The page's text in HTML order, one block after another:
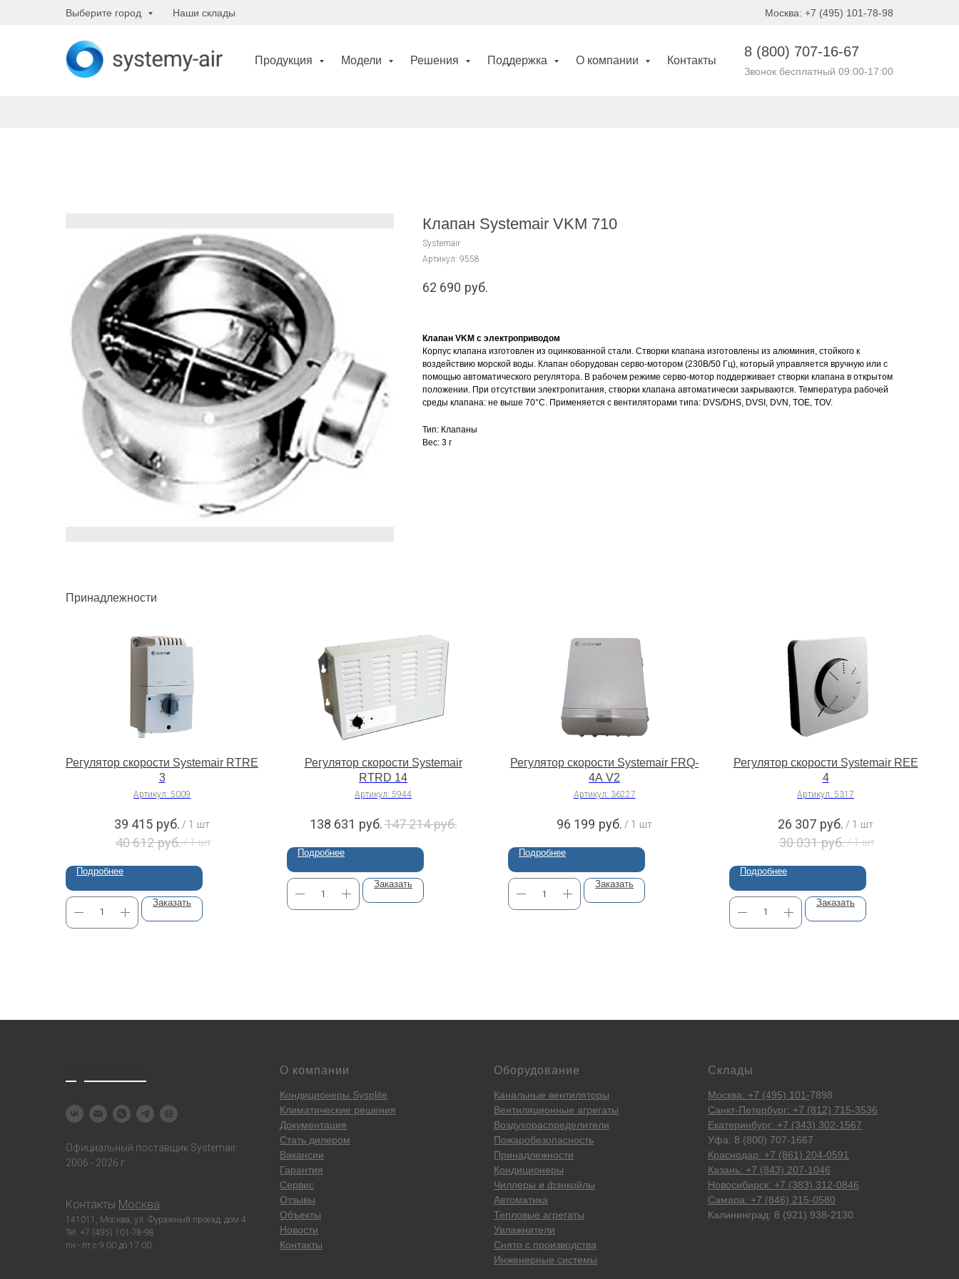
Выберите город Наши склады Москва: +7 (495) 101-78-98
Продукция Модели Решения Поддержка О компании Контакты
8 (800) 707-16-67
Звонок бесплатный 09:00-17:00
Клапан Systemair VKM 710
Systemair
Артикул: 9558
62 690 руб.
Клапан VKM с электроприводом
Корпус клапана изготовлен из оцинкованной стали. Створки клапана изготовлены из алюминия, стойкого к
воздействию морской воды. Клапан оборудован серво-мотором (230В/50 Гц), который управляется вручную или с
помощью автоматического регулятора. В рабочем режиме серво-мотор поддерживает створки клапана в открытом
положении. При отсутствии электропитания, створки клапана автоматически закрываются. Температура рабочей
среды клапана: не выше 70°С. Применяется с вентиляторами типа: DVS/DHS, DVSI, DVN, TOE, TOV.
Тип: Клапаны
Вес: 3 г
Принадлежности
Регулятор скорости Systemair RTRE
3
Артикул: 5009
39 415 руб. / 1 шт
40 612 руб./1 шт
Подробнее
Заказать
Регулятор скорости Systemair
RTRD 14
Артикул: 5944
138 631 руб.147 214 руб.
Подробнее
Заказать
Регулятор скорости Systemair FRQ-
4A V2
Артикул: 36227
96 199 руб. / 1 шт
Подробнее
Заказать
Регулятор скорости Systemair REE
4
Артикул: 5317
26 307 руб. / 1 шт
30 031 руб./1 шт
Подробнее
Заказать
Официальный поставщик Systemair.
2006 - 2026 г.
Контакты Москва
141011, Москва, ул. Фуражный проезд, дом 4.
Tel: +7 (495) 101-78-98
пн - пт с 9:00 до 17:00
О компании
Кондиционеры Sysplite
Климатические решения
Документация
Стать дилером
Вакансии
Гарантия
Сервис
Отзывы
Объекты
Новости
Контакты
Оборудование
Канальные вентиляторы
Вентиляционные агрегаты
Воздухораспределители
Пожаробезопасность
Принадлежности
Кондиционеры
Чиллеры и фэнкойлы
Автоматика
Тепловые агрегаты
Увлажнители
Снято с производства
Инженерные системы
Склады
Москва: +7 (495) 101-7898
Санкт-Петербург: +7 (812) 715-3536
Екатеринбург: +7 (343) 302-1567
Уфа: 8 (800) 707-1667
Краснодар: +7 (861) 204-0591
Казань: +7 (843) 207-1046
Новосибирск: +7 (383) 312-0846
Самара: +7 (846) 215-0580
Калининград: 8 (921) 938-2130